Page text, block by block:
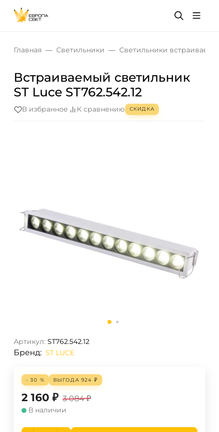
Главная Светильники Светильники
Встраиваемый светильник
ST Luce ST762.542.12
В избранное К сравнению СКИДКА
Артикул: ST762.542.12
Бренд: ST LUCE
- 30 % ВЫГОДА 924 ₽
2 160 ₽ 3 084 ₽
В наличии